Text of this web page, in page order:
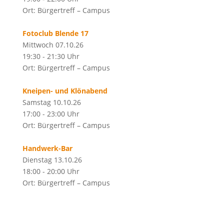
Ort: Bürgertreff – Campus
Fotoclub Blende 17
Mittwoch 07.10.26
19:30 - 21:30 Uhr
Ort: Bürgertreff – Campus
Kneipen- und Klönabend
Samstag 10.10.26
17:00 - 23:00 Uhr
Ort: Bürgertreff – Campus
Handwerk-Bar
Dienstag 13.10.26
18:00 - 20:00 Uhr
Ort: Bürgertreff – Campus